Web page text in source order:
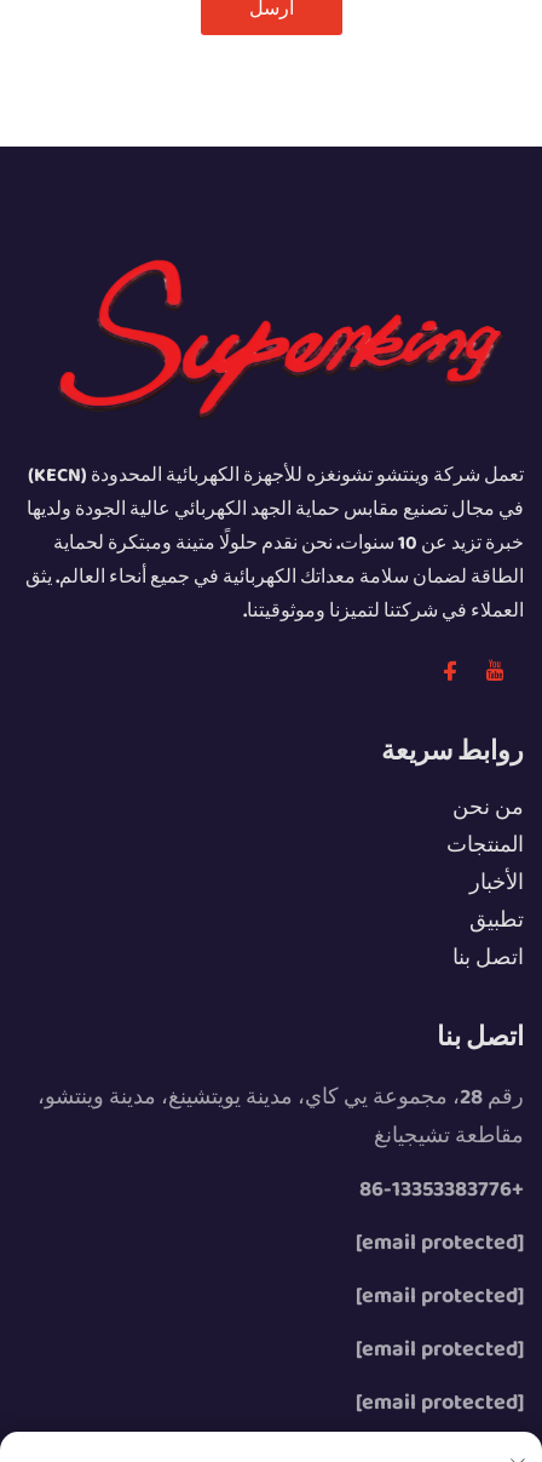
أرسل
تعمل شركة وينتشو تشونغزه للأجهزة الكهربائية المحدودة (KECN)
في مجال تصنيع مقابس حماية الجهد الكهربائي عالية الجودة ولديها
خبرة تزيد عن 10 سنوات. نحن نقدم حلولًا متينة ومبتكرة لحماية
الطاقة لضمان سلامة معداتك الكهربائية في جميع أنحاء العالم. يثق
العملاء في شركتنا لتميزنا وموثوقيتنا.
روابط سريعة
من نحن
المنتجات
الأخبار
تطبيق
اتصل بنا
اتصل بنا
رقم 28، مجموعة يي كاي، مدينة يويتشينغ، مدينة وينتشو،
مقاطعة تشيجيانغ
+86-13353383776
[email protected]
[email protected]
[email protected]
[email protected]